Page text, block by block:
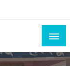
News